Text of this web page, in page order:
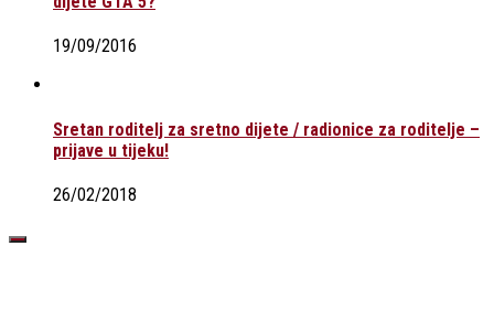
19/09/2016
Sretan roditelj za sretno dijete / radionice za roditelje –
prijave u tijeku!
26/02/2018